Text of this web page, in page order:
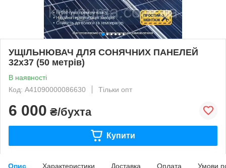
УЩІЛЬНЮВАЧ ДЛЯ СОНЯЧНИХ ПАНЕЛЕЙ
32х37 (50 метрів)
В наявності
Код: A41090000086630
Тільки опт
6 000 ₴/бухта
Купити
Опис Характеристики Доставка Оплата Умови